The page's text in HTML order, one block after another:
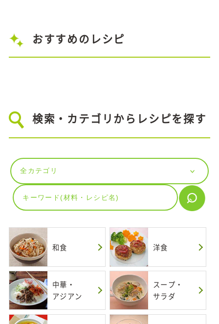
おすすめのレシピ
検索・カテゴリからレシピを探す
和食 洋食
中華・
アジアン
スープ・
サラダ